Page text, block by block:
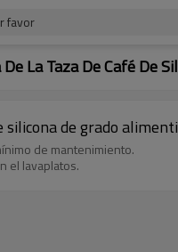
favor
De La Taza De Café De
silicona de grado
de mantenimiento.
el lavaplatos.